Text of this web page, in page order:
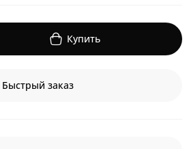
Купить
Быстрый заказ